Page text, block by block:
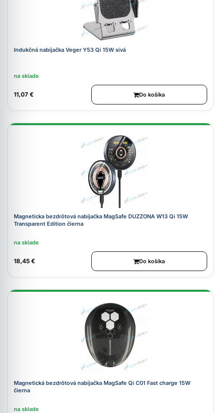
Indukčná nabíjačka Veger Y53 Qi 15W sivá
na sklade
11,07 € Do košíka
Magneticka bezdrôtová nabíjačka MagSafe DUZZONA W13 Qi 15W
Transparent Edition čierna
na sklade
18,45 € Do košíka
Magnetická bezdrôtová nabíjačka MagSafe Qi C01 Fast charge 15W
čierna
na sklade